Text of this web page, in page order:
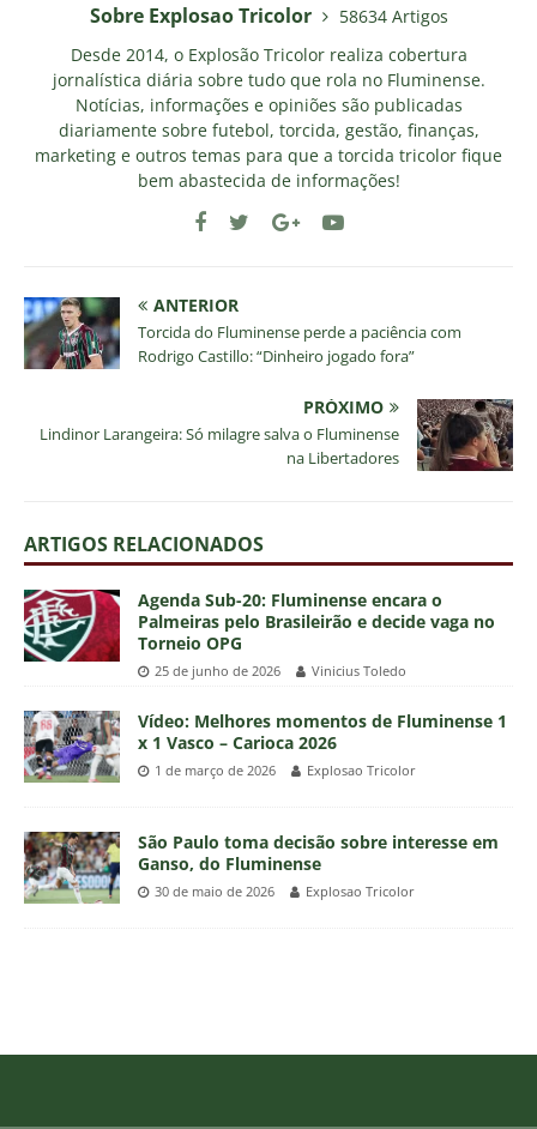
Sobre Explosao Tricolor
58634 Artigos
Desde 2014, o Explosão Tricolor realiza cobertura
jornalística diária sobre tudo que rola no Fluminense.
Notícias, informações e opiniões são publicadas
diariamente sobre futebol, torcida, gestão, finanças,
marketing e outros temas para que a torcida tricolor fique
bem abastecida de informações!
ANTERIOR
Torcida do Fluminense perde a paciência com
Rodrigo Castillo: “Dinheiro jogado fora”
PRÓXIMO
Lindinor Larangeira: Só milagre salva o Fluminense
na Libertadores
ARTIGOS RELACIONADOS
Agenda Sub-20: Fluminense encara o
Palmeiras pelo Brasileirão e decide vaga no
Torneio OPG
25 de junho de 2026 Vinicius Toledo
Vídeo: Melhores momentos de Fluminense 1
x 1 Vasco – Carioca 2026
1 de março de 2026 Explosao Tricolor
São Paulo toma decisão sobre interesse em
Ganso, do Fluminense
30 de maio de 2026 Explosao Tricolor